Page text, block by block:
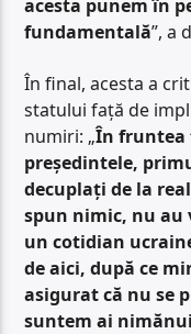
acesta punem în
fundamentală”, a
În final, acesta a
statului față de
numiri: „În fruntea
președintele,
decuplați de la
spun nimic, nu au
un cotidian
de aici, după ce
asigurat că nu se
suntem ai